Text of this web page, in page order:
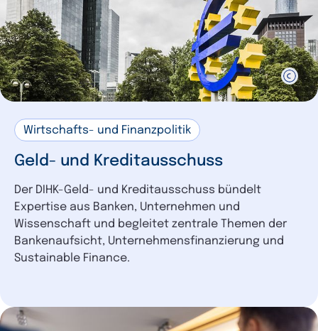
Wirtschafts- und Finanzpolitik
Geld- und Kreditausschuss
Der DIHK-Geld- und Kreditausschuss bündelt
Expertise aus Banken, Unternehmen und
Wissenschaft und begleitet zentrale Themen der
Bankenaufsicht, Unternehmensfinanzierung und
Sustainable Finance.